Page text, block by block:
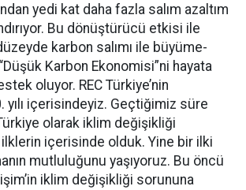
yedi kat daha fazla salım azaltım
Bu dönüştürücü etkisi ile
karbon salımı ile büyüme-
Karbon Ekonomisi”ni hayata
oluyor. REC Türkiye’nin
yılı içerisindeyiz. Geçtiğimiz süre
olarak iklim değişikliği
içerisinde olduk. Yine bir ilki
mutluluğunu yaşıyoruz. Bu öncü
iklim değişikliği sorununa